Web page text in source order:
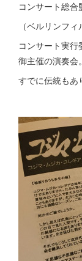
コンサート総
（ベルリンフ
コンサート実
御主催の演奏会。
すでに伝統もあ